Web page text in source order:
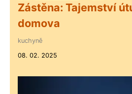
Zástěna: Tajemství
domova
kuchyně
08. 02. 2025